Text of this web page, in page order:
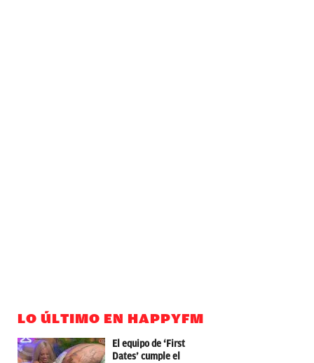
LO ÚLTIMO EN HAPPYFM
El equipo de ‘First
Dates’ cumple el